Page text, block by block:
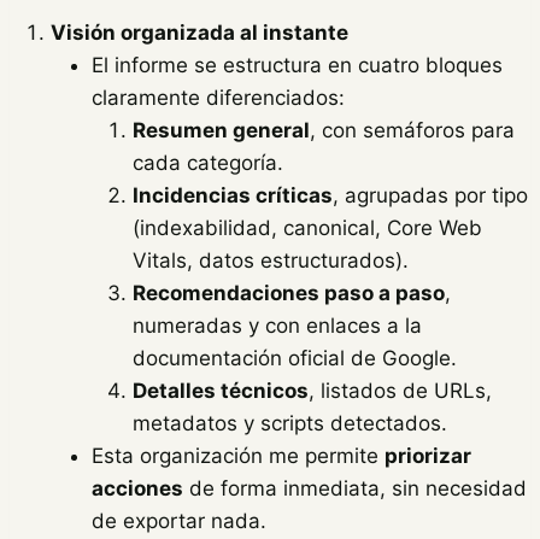
Visión organizada al instante
El informe se estructura en cuatro bloques
claramente diferenciados:
Resumen general, con semáforos para
cada categoría.
Incidencias críticas, agrupadas por tipo
(indexabilidad, canonical, Core Web
Vitals, datos estructurados).
Recomendaciones paso a paso,
numeradas y con enlaces a la
documentación oficial de Google.
Detalles técnicos, listados de URLs,
metadatos y scripts detectados.
Esta organización me permite priorizar
acciones de forma inmediata, sin necesidad
de exportar nada.